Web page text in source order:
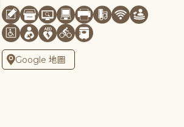
Google 地圖